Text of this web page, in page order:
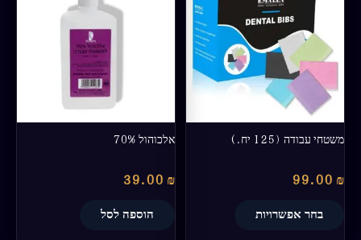
משטחי עבודה (125 יח.)
99.00 ₪
בחר אפשרויות
מספר
סוגים.
ניתן
לבחור
בעמוד
אלכוהול 70%
39.00 ₪
הוספה לסל